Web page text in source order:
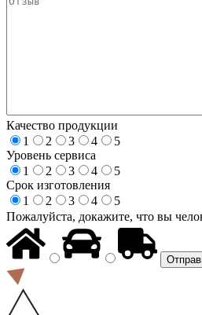
Качество продукции
1
2 3 4
5
Уровень сервиса
1
2 3 4
5
Срок изготовления
1
2 3 4
5
Пожалуйста, докажите, что вы